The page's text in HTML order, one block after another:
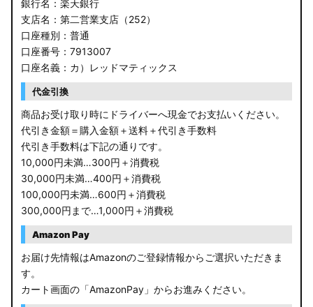
銀行名：楽天銀行
支店名：第二営業支店（252）
口座種別：普通
口座番号：7913007
口座名義：カ）レッドマティックス
代金引換
商品お受け取り時にドライバーへ現金でお支払いください。
代引き金額＝購入金額＋送料＋代引き手数料
代引き手数料は下記の通りです。
10,000円未満…300円＋消費税
30,000円未満…400円＋消費税
100,000円未満…600円＋消費税
300,000円まで…1,000円＋消費税
Amazon Pay
お届け先情報はAmazonのご登録情報からご選択いただきま
す。
カート画面の「AmazonPay」からお進みください。